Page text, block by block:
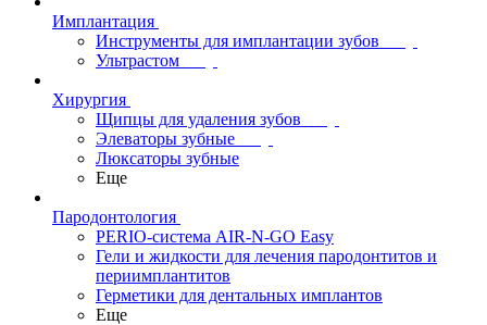
Имплантация
Инструменты для имплантации зубов
Ультрастом
Хирургия
Щипцы для удаления зубов
Элеваторы зубные
Люксаторы зубные
Еще
Пародонтология
PERIO-система AIR-N-GO Easy
Гели и жидкости для лечения пародонтитов и
периимплантитов
Герметики для дентальных имплантов
Еще